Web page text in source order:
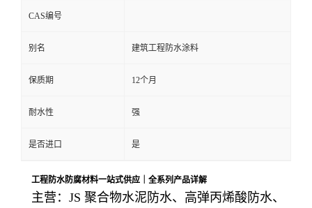
CAS编号
别名 建筑工程防水涂料
保质期 12个月
耐水性 强
是否进口 是
工程防水防腐材料一站式供应｜全系列产品详解
主营：JS 聚合物水泥防水、高弹丙烯酸防水、